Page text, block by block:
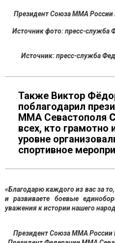
Президент Союза ММА России
Источник фото: пресс-служба
Источник: пресс-служба
Также Виктор
поблагодарил
ММА Севастополя
всех, кто
уровне
спортивное
«Благодарю каждого из вас за
и развиваете боевые
уважения к истории нашего
Президент Союза ММА России